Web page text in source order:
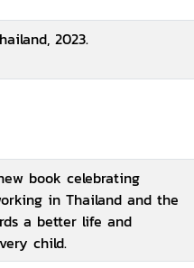
2023.
book celebrating
in Thailand and the
a better life and
child.